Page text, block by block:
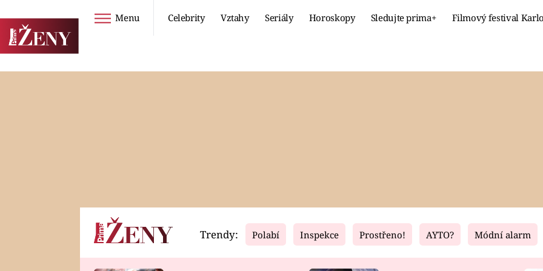
Menu Celebrity Vztahy Seriály Horoskopy Sledujte prima+ Filmový festival
Horoskopy Video Fresh Living
Trendy: Polabí Inspekce Prostřeno! AYTO? Módní alarm